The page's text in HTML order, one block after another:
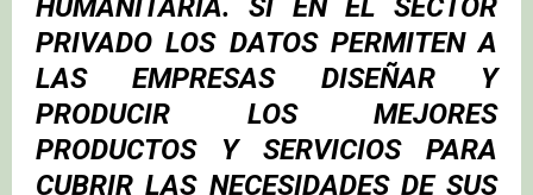
HUMANITARIA. SI EN EL SECTOR
PRIVADO LOS DATOS PERMITEN A
LAS EMPRESAS DISEÑAR Y
PRODUCIR LOS MEJORES
PRODUCTOS Y SERVICIOS PARA
CUBRIR LAS NECESIDADES DE SUS